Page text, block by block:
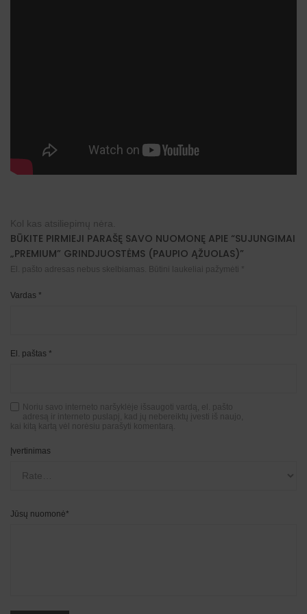
Kol kas atsiliepimų nėra.
BŪKITE PIRMIEJI PARAŠĘ SAVO NUOMONĘ APIE “SUJUNGIMAI
„PREMIUM” GRINDJUOSTĖMS (PAUPIO ĄŽUOLAS)”
El. pašto adresas nebus skelbiamas. Būtini laukeliai pažymėti
Vardas *
El. paštas *
Noriu savo interneto naršyklėje išsaugoti vardą, el. pašto
adresą ir interneto puslapį, kad jų nebereiktų įvesti iš naujo,
kai kitą kartą vėl norėsiu parašyti komentarą.
Įvertinimas
Jūsų nuomonė*